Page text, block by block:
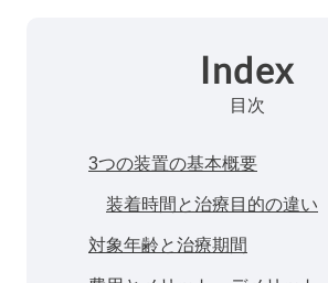
Index
目次
3つの装置の基本概要
装着時間と治療目的の違い
対象年齢と治療期間